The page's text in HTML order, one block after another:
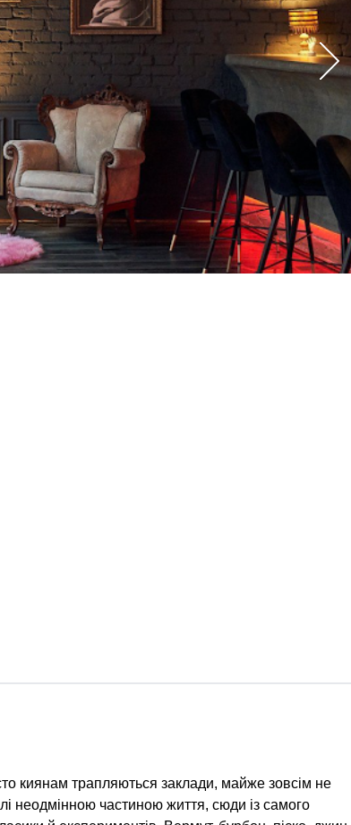
киянам трапляються заклади, майже зовсім не
неодмінною частиною життя, сюди із самого